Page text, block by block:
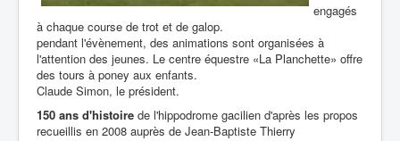
engagés
à chaque course de trot et de galop.
pendant l'évènement, des animations sont organisées à
l'attention des jeunes. Le centre équestre «La Planchette» offre
des tours à poney aux enfants.
Claude Simon, le président.
150 ans d'histoire de l'hippodrome gacilien d'après les propos
recueillis en 2008 auprès de Jean-Baptiste Thierry